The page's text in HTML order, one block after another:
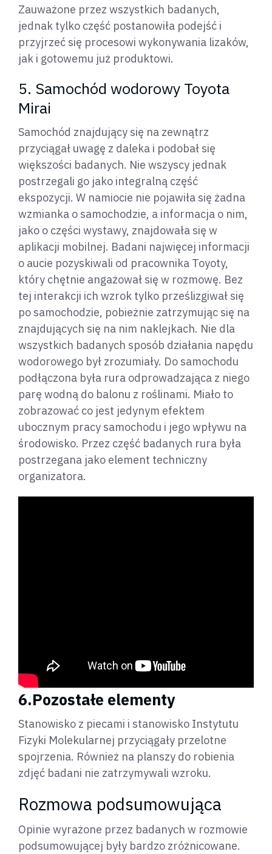
Zauważone przez wszystkich badanych,
jednak tylko część postanowiła podejść i
przyjrzeć się procesowi wykonywania lizaków,
jak i gotowemu już produktowi.
5. Samochód wodorowy Toyota
Mirai
Samochód znajdujący się na zewnątrz
przyciągał uwagę z daleka i podobał się
większości badanych. Nie wszyscy jednak
postrzegali go jako integralną część
ekspozycji. W namiocie nie pojawiła się żadna
wzmianka o samochodzie, a informacja o nim,
jako o części wystawy, znajdowała się w
aplikacji mobilnej. Badani najwięcej informacji
o aucie pozyskiwali od pracownika Toyoty,
który chętnie angażował się w rozmowę. Bez
tej interakcji ich wzrok tylko prześlizgiwał się
po samochodzie, pobieżnie zatrzymując się na
znajdujących się na nim naklejkach. Nie dla
wszystkich badanych sposób działania napędu
wodorowego był zrozumiały. Do samochodu
podłączona była rura odprowadzająca z niego
parę wodną do balonu z roślinami. Miało to
zobrazować co jest jedynym efektem
ubocznym pracy samochodu i jego wpływu na
środowisko. Przez część badanych rura była
postrzegana jako element techniczny
organizatora.
6.Pozostałe elementy
Stanowisko z piecami i stanowisko Instytutu
Fizyki Molekularnej przyciągały przelotne
spojrzenia. Również na planszy do robienia
zdjęć badani nie zatrzymywali wzroku.
Rozmowa podsumowująca
Opinie wyrażone przez badanych w rozmowie
podsumowującej były bardzo zróżnicowane.